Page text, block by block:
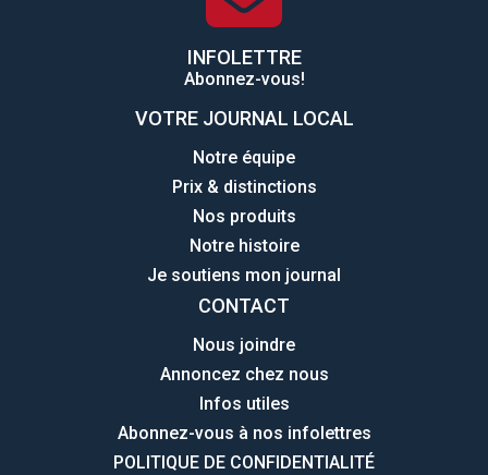
INFOLETTRE
Abonnez-vous!
VOTRE JOURNAL LOCAL
Notre équipe
Prix & distinctions
Nos produits
Notre histoire
Je soutiens mon journal
CONTACT
Nous joindre
Annoncez chez nous
Infos utiles
Abonnez-vous à nos infolettres
POLITIQUE DE CONFIDENTIALITÉ